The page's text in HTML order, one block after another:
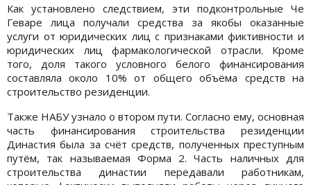
Как установлено следствием, эти подконтрольные Че
Геваре лица получали средства за якобы оказанные
услуги от юридических лиц с признаками фиктивности и
юридических лиц фармакологической отрасли. Кроме
того, доля такого условного белого финансирования
составляла около 10% от общего объёма средств на
строительство резиденции.
Также НАБУ узнало о втором пути. Согласно ему, основная
часть финансирования строительства резиденции
Династия была за счёт средств, полученных преступным
путём, так называемая Форма 2. Часть наличных для
строительства династии передавали работникам,